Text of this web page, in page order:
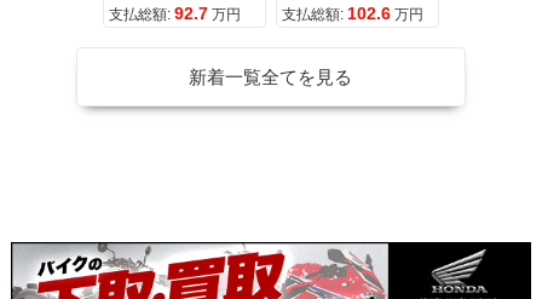
支払総額: 92.7 万円
支払総額: 102.6 万円
新着一覧全てを見る